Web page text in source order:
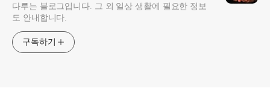
다루는 블로그입니다. 그 외 일상 생활에 필요한 정보
도 안내합니다.
구독하기